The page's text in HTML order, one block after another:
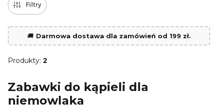
Filtry
🚚 Darmowa dostawa dla zamówień od 199 zł.
Produkty: 2
Zabawki do kąpieli dla
niemowlaka